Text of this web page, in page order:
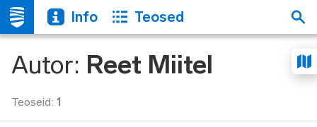
Info Teosed
Autor: Reet Miitel
Teoseid: 1